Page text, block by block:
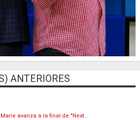
ANTERIORES
avanza a la final de "Next...